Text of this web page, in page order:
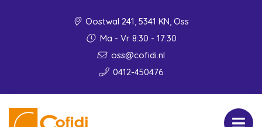
Oostwal 241, 5341 KN, Oss
Ma - Vr 8:30 - 17:30
oss@cofidi.nl
0412-450476